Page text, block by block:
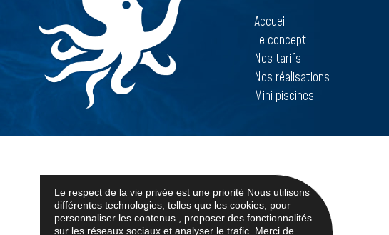
Accueil
Le concept
Nos tarifs
Nos réalisations
Mini piscines
Le respect de la vie privée est une priorité Nous utilisons
différentes technologies, telles que les cookies, pour
personnaliser les contenus , proposer des fonctionnalités
sur les réseaux sociaux et analyser le trafic. Merci de